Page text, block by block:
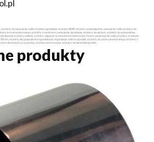
etykiety do oznaczania roślin, etykiety ogrodnicze, etykiety HDPE, etykiety wodoodporne, oznaczanie roślin, etykiety do
termotransferowego, etykiety z markerem, oznaczenia ogrodnicze, etykiety do szkółek, etykiety do sadownictwa,
etykiety roślinne, etykiety odporne na warunki atmosferyczne, trwałe oznakowanie roślin, etykiety w różnych
etykiety dla gospodarstw ogrodniczych, organizacja roślin w ogrodzie, etykiety do użytku zewnętrznego, etykiety z
do kontaktu z żywnością, etykiety informacyjne, etykiety do identyfikacji roślin.
produkty